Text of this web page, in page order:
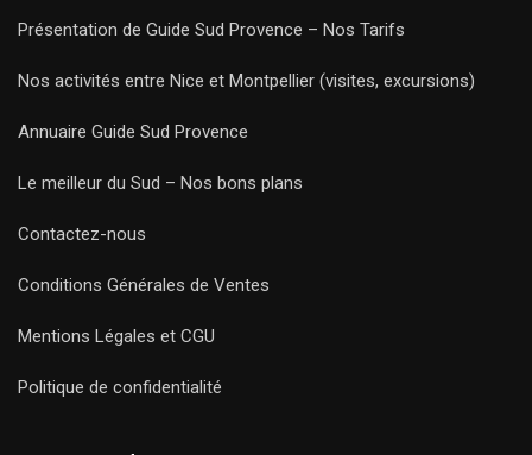
Présentation de Guide Sud Provence – Nos Tarifs
Nos activités entre Nice et Montpellier (visites, excursions)
Annuaire Guide Sud Provence
Le meilleur du Sud – Nos bons plans
Contactez-nous
Conditions Générales de Ventes
Mentions Légales et CGU
Politique de confidentialité